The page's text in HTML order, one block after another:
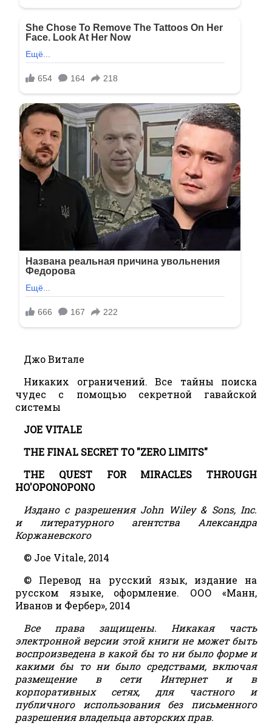
Джо Витале
Никаких ограничений. Все тайны поиска
чудес с помощью секретной гавайской
системы
JOE VITALE
THE FINAL SECRET TO "ZERO LIMITS"
THE QUEST FOR MIRACLES THROUGH
HO'OPONOPONO
Издано с разрешения John Wiley & Sons, Inc.
и литературного агентства Александра
Коржаневского
© Joe Vitale, 2014
© Перевод на русский язык, издание на
русском языке, оформление. ООО «Манн,
Иванов и Фербер», 2014
Все права защищены. Никакая часть
электронной версии этой книги не может быть
воспроизведена в какой бы то ни было форме и
какими бы то ни было средствами, включая
размещение в сети Интернет и в
корпоративных сетях, для частного и
публичного использования без письменного
разрешения владельца авторских прав.